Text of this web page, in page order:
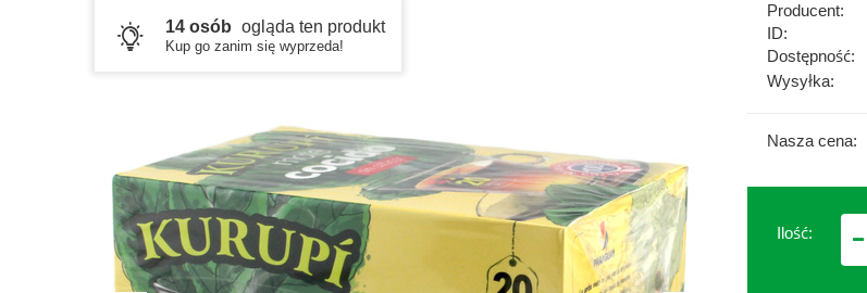
14 osób ogląda ten produkt
Kup go zanim się wyprzeda!
Producent:
ID:
Dostępność:
Wysyłka:
Nasza cena:
Ilość: